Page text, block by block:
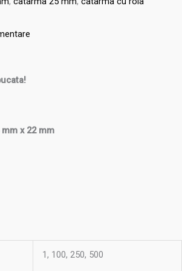
mm x 22 mm
1, 100, 250, 500